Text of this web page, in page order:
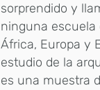
sorprendido y
ninguna escuela
África, Europa y
estudio de la
es una muestra